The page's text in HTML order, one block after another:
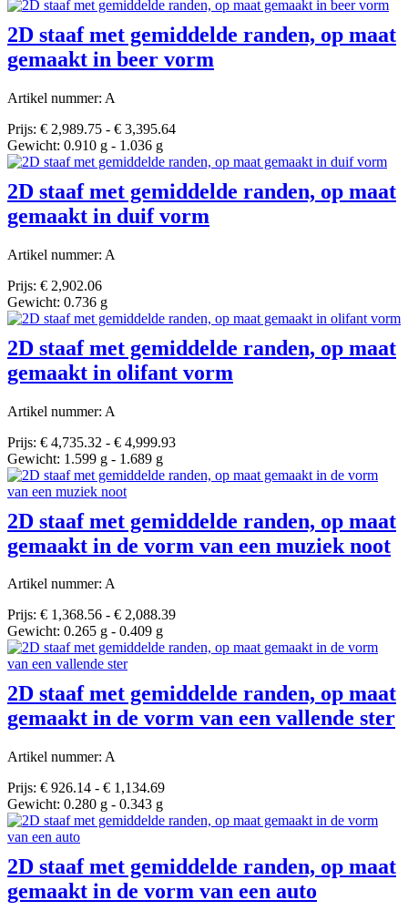
2D staaf met gemiddelde randen, op maat
gemaakt in beer vorm
Artikel nummer: A
Prijs: € 2,989.75 - € 3,395.64
Gewicht: 0.910 g - 1.036 g
2D staaf met gemiddelde randen, op maat
gemaakt in duif vorm
Artikel nummer: A
Prijs: € 2,902.06
Gewicht: 0.736 g
2D staaf met gemiddelde randen, op maat
gemaakt in olifant vorm
Artikel nummer: A
Prijs: € 4,735.32 - € 4,999.93
Gewicht: 1.599 g - 1.689 g
2D staaf met gemiddelde randen, op maat
gemaakt in de vorm van een muziek noot
Artikel nummer: A
Prijs: € 1,368.56 - € 2,088.39
Gewicht: 0.265 g - 0.409 g
2D staaf met gemiddelde randen, op maat
gemaakt in de vorm van een vallende ster
Artikel nummer: A
Prijs: € 926.14 - € 1,134.69
Gewicht: 0.280 g - 0.343 g
2D staaf met gemiddelde randen, op maat
gemaakt in de vorm van een auto